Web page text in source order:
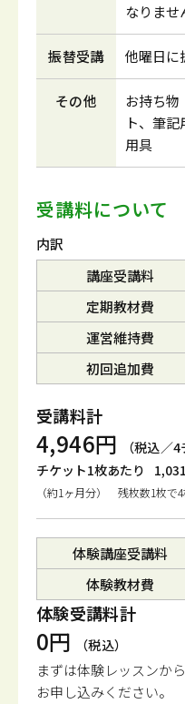
なりませ
振替受講 他曜日に
その他
お持ち物
ト、筆
用具
受講料について
内訳
講座受講料
定期教材費
運営維持費
初回追加費
受講料計
4,946円
（税込／4
チケット1枚あたり
（約1ヶ月分） 残枚数1枚で
体験講座受講料
体験教材費
体験受講料計
0円 （税込）
まずは体験レッスンか
お申し込みください。